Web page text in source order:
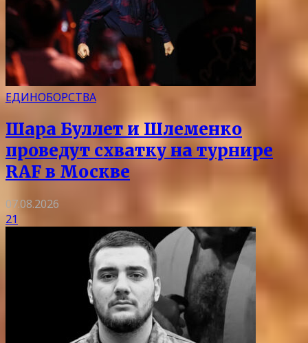
ЕДИНОБОРСТВА
Шара Буллет и Шлеменко
проведут схватку на турнире
RAF в Москве
07.08.2026
21